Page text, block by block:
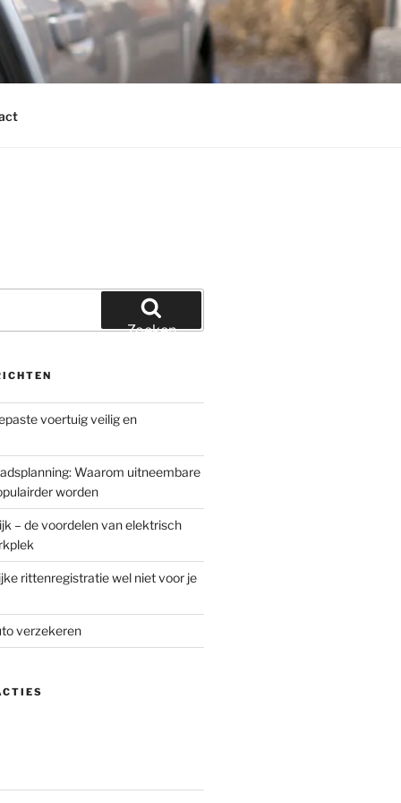
Zoeken
voertuig veilig en
Waarom uitneembare
worden
– de voordelen van elektrisch
rittenregistratie wel niet voor je
verzekeren